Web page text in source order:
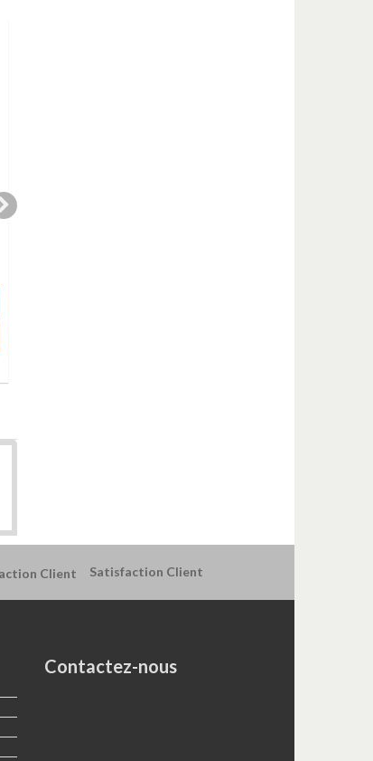
Satisfaction Client
Contactez-nous